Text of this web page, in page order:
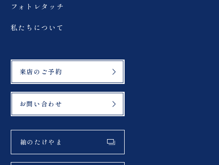
フォトレタッチ
私たちについて
来店のご予約
お問い合わせ
紬のたけやま